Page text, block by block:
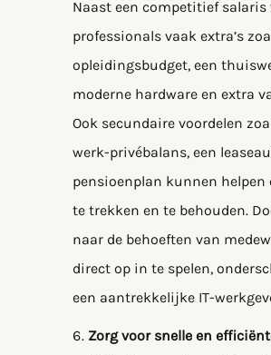
Naast een competitief salaris
professionals vaak extra’s
opleidingsbudget, een
moderne hardware en extra
Ook secundaire voordelen
werk-privébalans, een
pensioenplan kunnen
te trekken en te behouden.
naar de behoeften van
direct op in te spelen,
een aantrekkelijke IT-
Zorg voor snelle en